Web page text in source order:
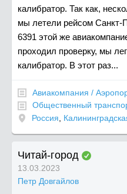
калибратор. Так как,
мы летели рейсом Санкт-
6391 этой же
проходил проверку, мы
калибратор. В этот раз...
Авиакомпания /
Общественный
Россия
Читай-город
13.03.2023
Петр Довгайлов